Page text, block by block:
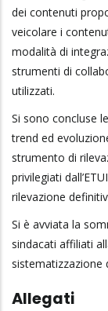
dei contenuti
veicolare i
modalità di
strumenti di
utilizzati.
Si sono concluse
trend ed
strumento di
privilegiati
rilevazione
Si è avviata la
sindacati affiliati
sistematizzazione
Allegati